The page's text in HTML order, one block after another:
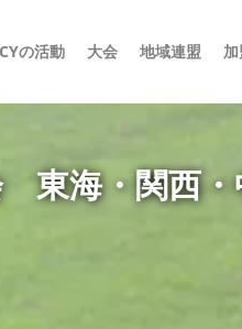
の活動 大会 地域連盟
東海・関西・